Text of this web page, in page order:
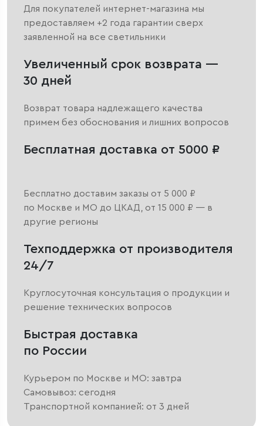
Для покупателей интернет-магазина мы
предоставляем +2 года гарантии сверх
заявленной на все светильники
Увеличенный срок возврата —
30 дней
Возврат товара надлежащего качества
примем без обоснования и лишних вопросов
Бесплатная доставка от 5000 ₽
Бесплатно доставим заказы от 5 000 ₽
по Москве и МО до ЦКАД, от 15 000 ₽ — в
другие регионы
Техподдержка от производителя
24/7
Круглосуточная консультация о продукции и
решение технических вопросов
Быстрая доставка
по России
Курьером по Москве и МО: завтра
Самовывоз: сегодня
Транспортной компанией: от 3 дней